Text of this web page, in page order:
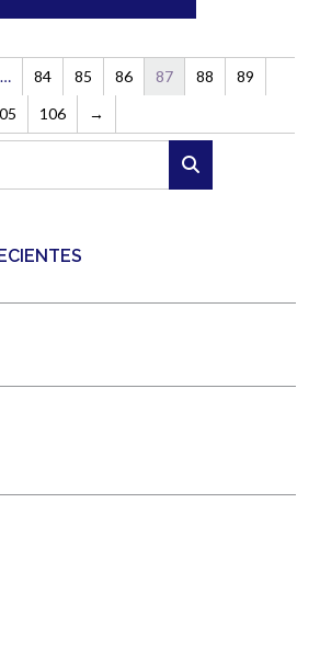
se
en
la
página
de
desde
hasta
15,00€
tiene
múltiples
variantes.
Las
se
en
página
… 84 85 86 87 88
89
106 →